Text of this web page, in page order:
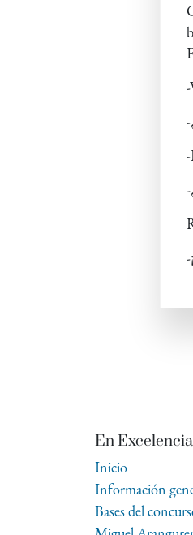
En
Inicio
Información
Bases del